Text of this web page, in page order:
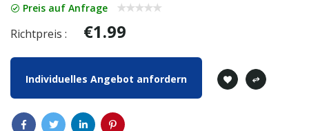
Preis auf Anfrage
Richtpreis : €1.99
Individuelles Angebot anfordern